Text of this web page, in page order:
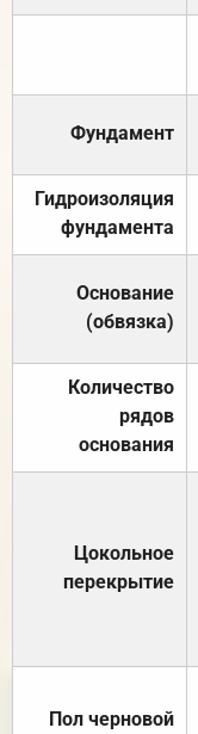
Фундамент
Гидроизоляция
фундамента
Основание
(обвязка)
Количество
рядов
основания
Цокольное
перекрытие
Пол черновой